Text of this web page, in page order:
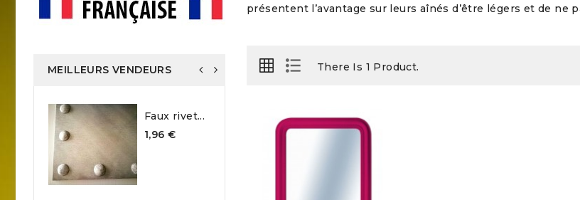
MEILLEURS VENDEURS
Faux rivet...
1,96 €
Poutre...
présentent l’avantage sur leurs aînés d’être légers et de ne
There Is 1 Product.